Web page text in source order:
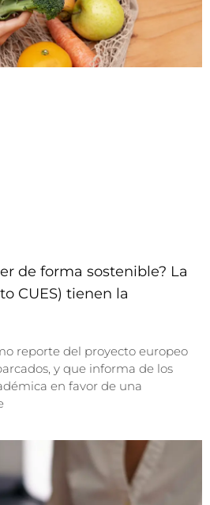
de forma sostenible? La
CUES) tienen la
reporte del proyecto europeo
y que informa de los
en favor de una